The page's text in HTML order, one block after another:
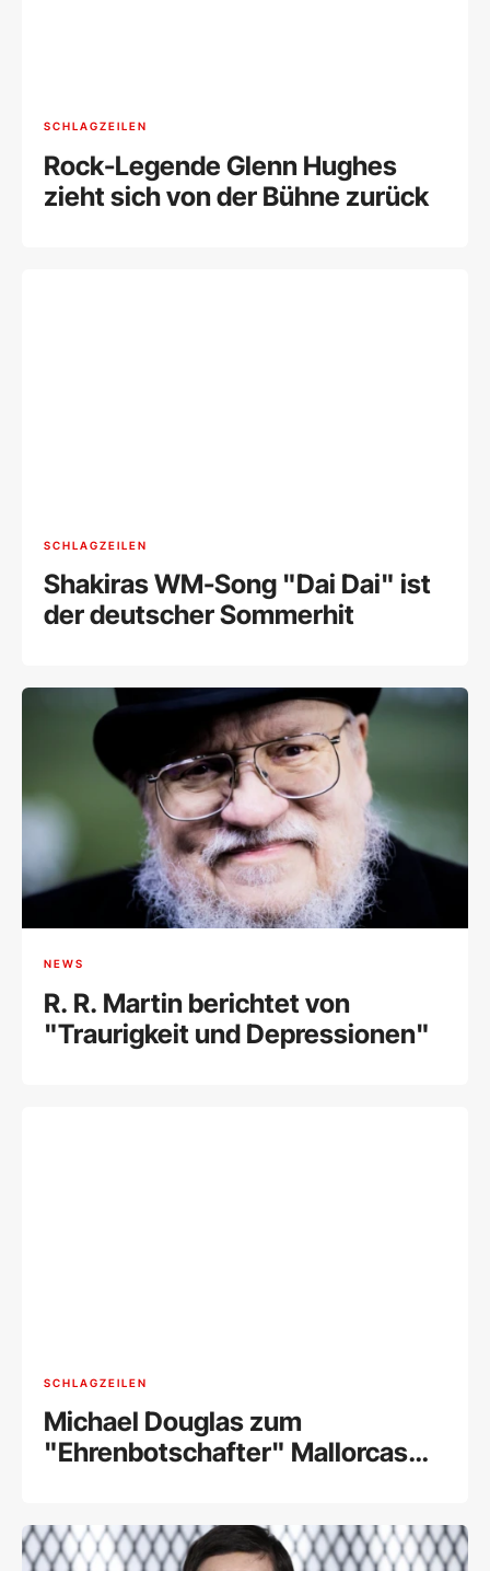
SCHLAGZEILEN
Rock-Legende Glenn Hughes
zieht sich von der Bühne zurück
SCHLAGZEILEN
Shakiras WM-Song "Dai Dai" ist
der deutscher Sommerhit
NEWS
R. R. Martin berichtet von
"Traurigkeit und Depressionen"
SCHLAGZEILEN
Michael Douglas zum
"Ehrenbotschafter" Mallorcas